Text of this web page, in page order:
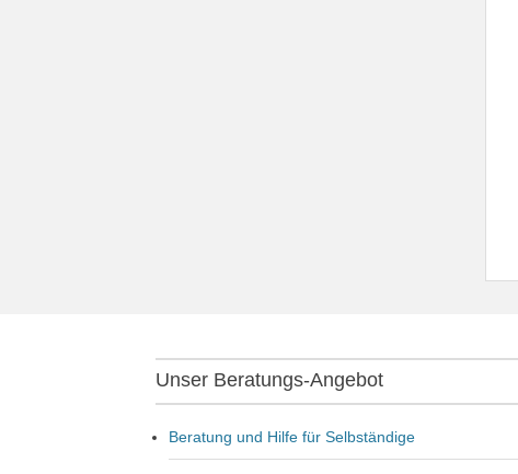
Unser Beratungs-Angebot
Beratung und Hilfe für Selbständige